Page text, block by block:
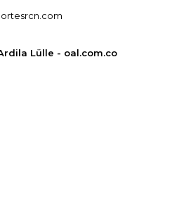
Lülle - oal.com.co